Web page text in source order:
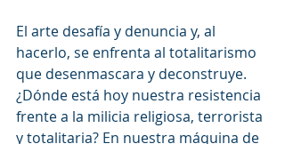
El arte desafía y denuncia y, al
hacerlo, se enfrenta al totalitarismo
que desenmascara y deconstruye.
¿Dónde está hoy nuestra resistencia
frente a la milicia religiosa, terrorista
y totalitaria? En nuestra máquina de